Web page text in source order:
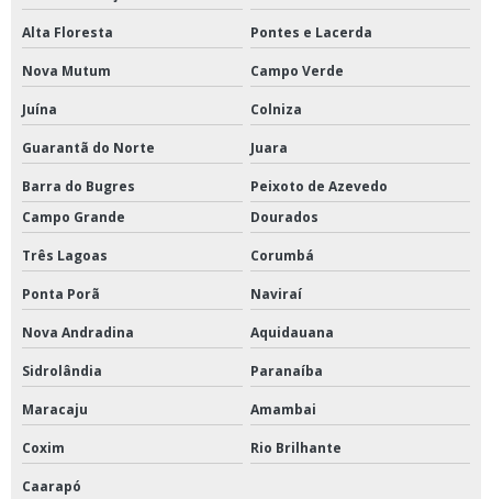
Alta Floresta Pontes e Lacerda
Nova Mutum Campo Verde
Juína Colniza
Guarantã do Norte Juara
Barra do Bugres
Peixoto de Azevedo
Campo Grande
Dourados
Três Lagoas Corumbá
Ponta Porã Naviraí
Nova Andradina Aquidauana
Sidrolândia Paranaíba
Maracaju Amambai
Coxim Rio Brilhante
Caarapó